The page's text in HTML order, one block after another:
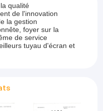
qualité
de l'innovation
la gestion
foyer sur la
de service
tuyau d'écran et